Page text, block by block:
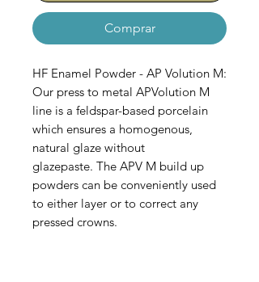
Comprar
HF Enamel Powder - AP Volution M:
Our press to metal APVolution M
line is a feldspar-based porcelain
which ensures a homogenous,
natural glaze without
glazepaste. The APV M build up
powders can be conveniently used
to either layer or to correct any
pressed crowns.